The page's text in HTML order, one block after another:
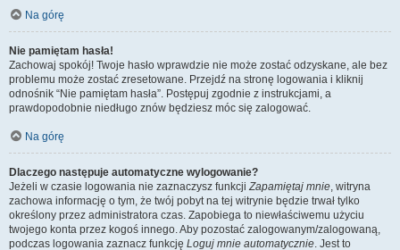
Na górę
Nie pamiętam hasła!
Zachowaj spokój! Twoje hasło wprawdzie nie może zostać odzyskane, ale bez
problemu może zostać zresetowane. Przejdź na stronę logowania i kliknij
odnośnik “Nie pamiętam hasła”. Postępuj zgodnie z instrukcjami, a
prawdopodobnie niedługo znów będziesz móc się zalogować.
Na górę
Dlaczego następuje automatyczne wylogowanie?
Jeżeli w czasie logowania nie zaznaczysz funkcjiZapamiętaj mnie, witryna
zachowa informację o tym, że twój pobyt na tej witrynie będzie trwał tylko
określony przez administratora czas. Zapobiega to niewłaściwemu użyciu
twojego konta przez kogoś innego. Aby pozostać zalogowanym/zalogowaną,
podczas logowania zaznacz funkcję Loguj mnie automatycznie. Jest to